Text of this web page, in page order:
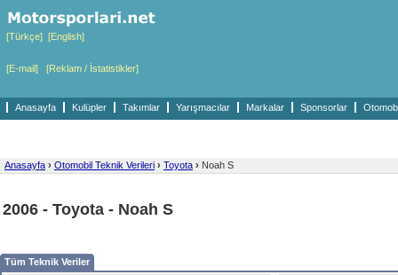
[Türkçe] [English]
[E-mail] [Reklam / İstatistikler]
Anasayfa Kulüpler Takımlar Yarışmacılar Markalar Sponsorlar
Anasayfa › Otomobil Teknik Verileri › Toyota › Noah S
2006 - Toyota - Noah S
Tüm Teknik Veriler